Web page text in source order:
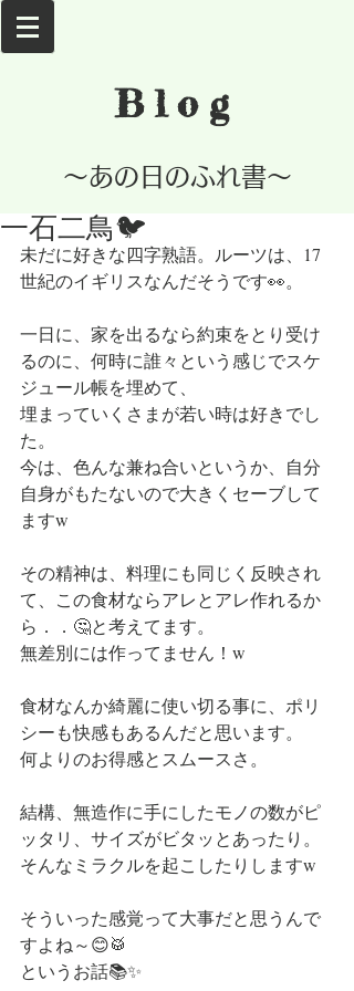
Blog
​～あの日のふれ書～
一石二鳥🐦
未だに好きな四字熟語。ルーツは、17
世紀のイギリスなんだそうです👀。
一日に、家を出るなら約束をとり受け
るのに、何時に誰々という感じでスケ
ジュール帳を埋めて、
埋まっていくさまが若い時は好きでし
た。
今は、色んな兼ね合いというか、自分
自身がもたないので大きくセーブして
ますw
その精神は、料理にも同じく反映され
て、この食材ならアレとアレ作れるか
ら．．🤔と考えてます。
無差別には作ってません！w
食材なんか綺麗に使い切る事に、ポリ
シーも快感もあるんだと思います。
何よりのお得感とスムースさ。
結構、無造作に手にしたモノの数がピ
ッタリ、サイズがビタッとあったり。
そんなミラクルを起こしたりしますw
そういった感覚って大事だと思うんで
すよね～😊🥁
というお話📚✨